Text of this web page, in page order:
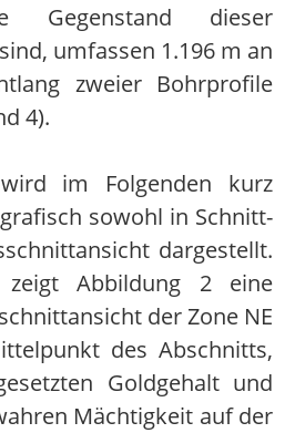
Gegenstand dieser
umfassen 1.196 m an
zweier Bohrprofile
4).
im Folgenden kurz
sowohl in Schnitt-
dargestellt.
zeigt Abbildung 2 eine
der Zone NE
des Abschnitts,
Goldgehalt und
Mächtigkeit auf der